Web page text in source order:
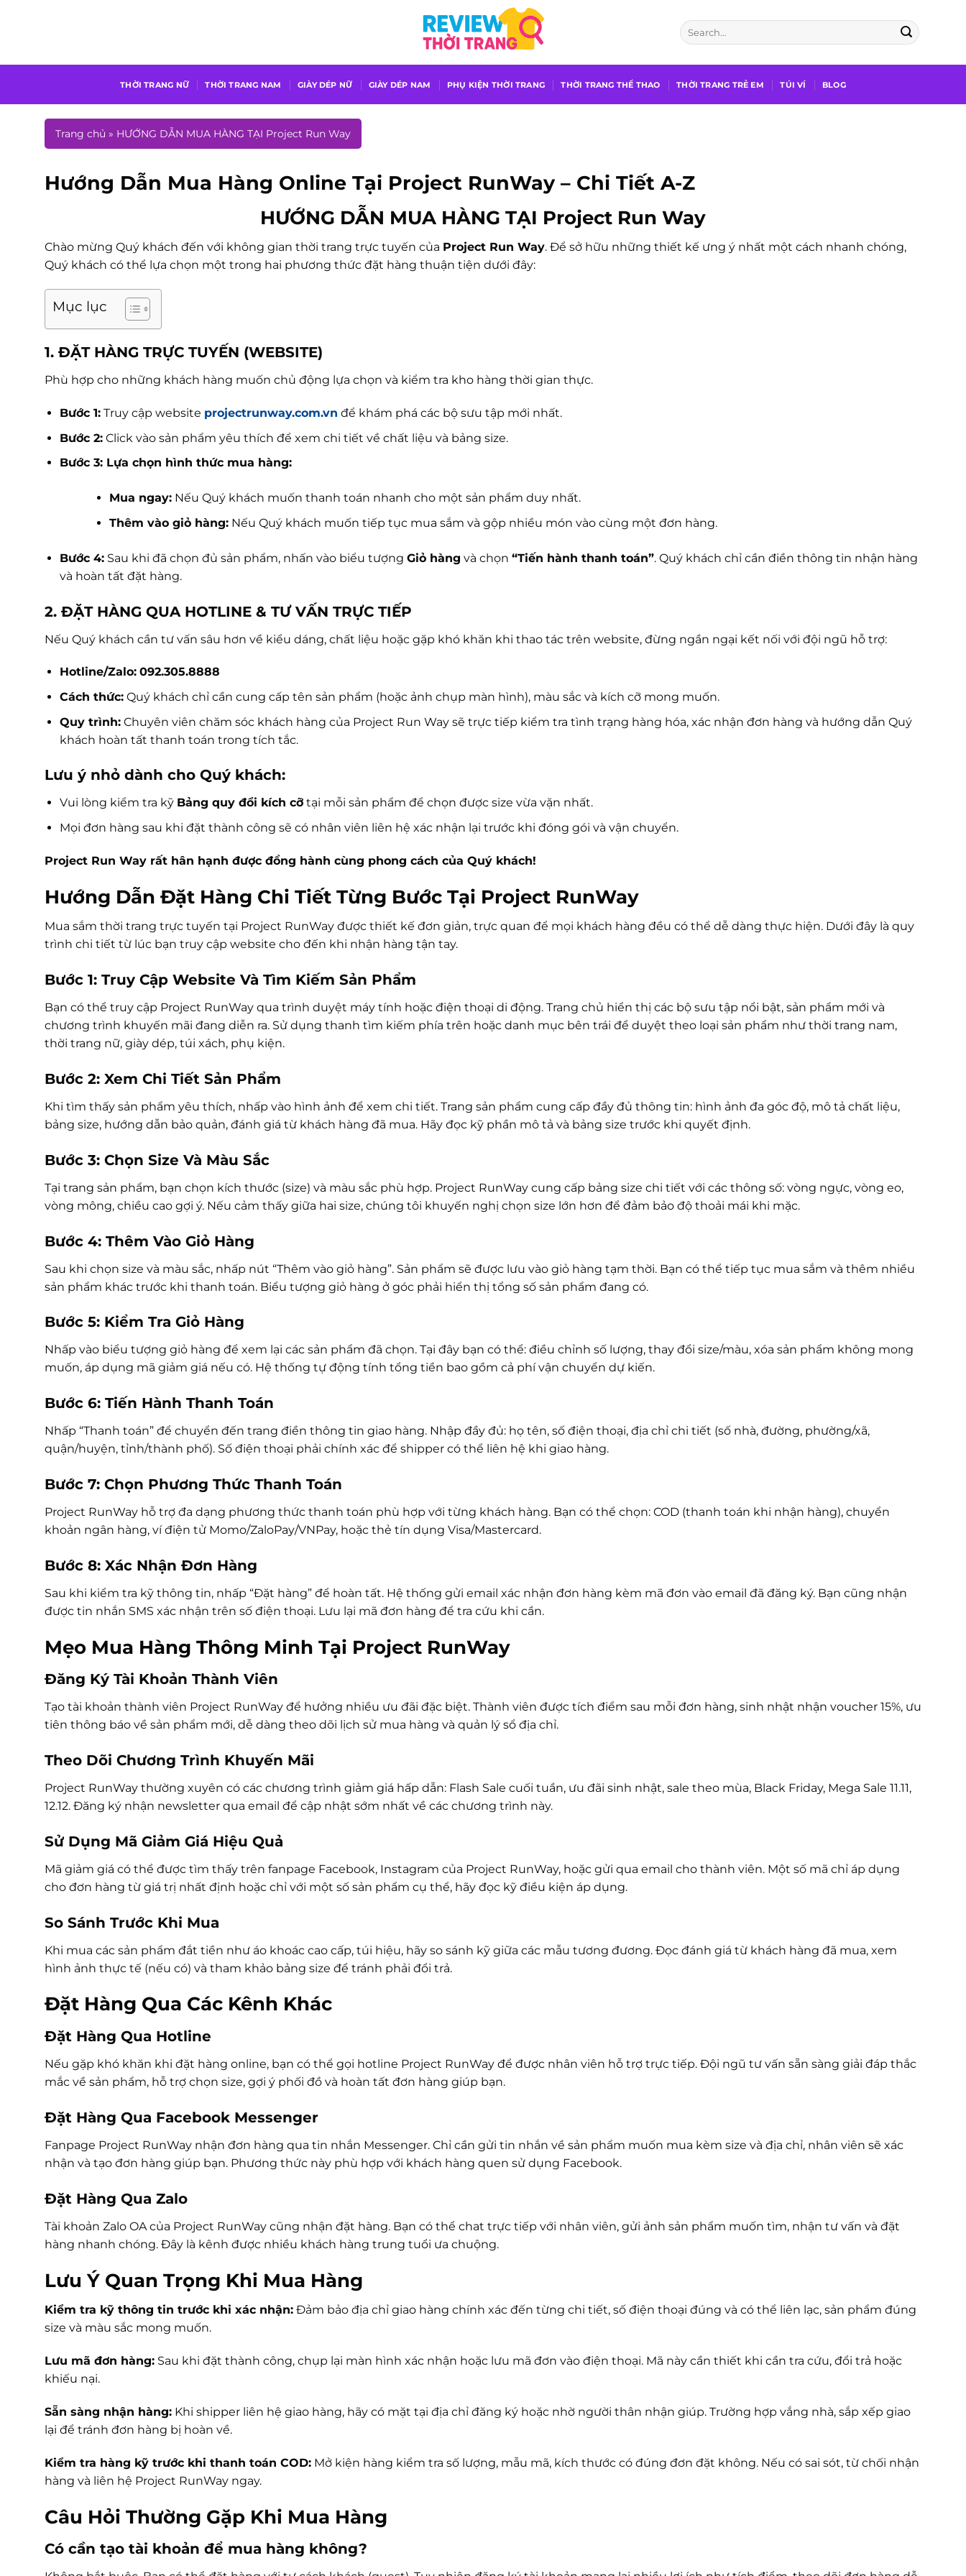
dung
THỜI TRANG NỮ THỜI TRANG NAM GIÀY DÉP NỮ GIÀY DÉP NAM PHỤ KIỆN THỜI TRANG THỜI TRANG THỂ THAO THỜI TRANG TRẺ EM TÚI VÍ BLOG
Trang chủ » HƯỚNG DẪN MUA HÀNG TẠI Project Run Way
Hướng Dẫn Mua Hàng Online Tại Project RunWay – Chi Tiết A-Z
HƯỚNG DẪN MUA HÀNG TẠI Project Run Way
Chào mừng Quý khách đến với không gian thời trang trực tuyến của Project Run Way. Để sở hữu những thiết kế ưng ý nhất một cách nhanh chóng,
Quý khách có thể lựa chọn một trong hai phương thức đặt hàng thuận tiện dưới đây:
Mục lục
1. ĐẶT HÀNG TRỰC TUYẾN (WEBSITE)
Phù hợp cho những khách hàng muốn chủ động lựa chọn và kiểm tra kho hàng thời gian thực.
Bước 1:Truy cập website projectrunway.com.vn để khám phá các bộ sưu tập mới nhất.
Bước 2:Click vào sản phẩm yêu thích để xem chi tiết về chất liệu và bảng size.
Bước 3: Lựa chọn hình thức mua hàng:
Mua ngay:Nếu Quý khách muốn thanh toán nhanh cho một sản phẩm duy nhất.
Thêm vào giỏ hàng:Nếu Quý khách muốn tiếp tục mua sắm và gộp nhiều món vào cùng một đơn hàng.
Bước 4:Sau khi đã chọn đủ sản phẩm, nhấn vào biểu tượng Giỏ hàng và chọn “Tiến hành thanh toán”. Quý khách chỉ cần điền thông tin nhận hàng
và hoàn tất đặt hàng.
2. ĐẶT HÀNG QUA HOTLINE & TƯ VẤN TRỰC TIẾP
Nếu Quý khách cần tư vấn sâu hơn về kiểu dáng, chất liệu hoặc gặp khó khăn khi thao tác trên website, đừng ngần ngại kết nối với đội ngũ hỗ trợ:
Hotline/Zalo: 092.305.8888
Cách thức:Quý khách chỉ cần cung cấp tên sản phẩm (hoặc ảnh chụp màn hình), màu sắc và kích cỡ mong muốn.
Quy trình:Chuyên viên chăm sóc khách hàng của Project Run Way sẽ trực tiếp kiểm tra tình trạng hàng hóa, xác nhận đơn hàng và hướng dẫn Quý
khách hoàn tất thanh toán trong tích tắc.
Lưu ý nhỏ dành cho Quý khách:
Vui lòng kiểm tra kỹ Bảng quy đổi kích cỡtại mỗi sản phẩm để chọn được size vừa vặn nhất.
Mọi đơn hàng sau khi đặt thành công sẽ có nhân viên liên hệ xác nhận lại trước khi đóng gói và vận chuyển.
Project Run Way rất hân hạnh được đồng hành cùng phong cách của Quý khách!
Hướng Dẫn Đặt Hàng Chi Tiết Từng Bước Tại Project RunWay
Mua sắm thời trang trực tuyến tại Project RunWay được thiết kế đơn giản, trực quan để mọi khách hàng đều có thể dễ dàng thực hiện. Dưới đây là quy
trình chi tiết từ lúc bạn truy cập website cho đến khi nhận hàng tận tay.
Bước 1: Truy Cập Website Và Tìm Kiếm Sản Phẩm
Bạn có thể truy cập Project RunWay qua trình duyệt máy tính hoặc điện thoại di động. Trang chủ hiển thị các bộ sưu tập nổi bật, sản phẩm mới và
chương trình khuyến mãi đang diễn ra. Sử dụng thanh tìm kiếm phía trên hoặc danh mục bên trái để duyệt theo loại sản phẩm như thời trang nam,
thời trang nữ, giày dép, túi xách, phụ kiện.
Bước 2: Xem Chi Tiết Sản Phẩm
Khi tìm thấy sản phẩm yêu thích, nhấp vào hình ảnh để xem chi tiết. Trang sản phẩm cung cấp đầy đủ thông tin: hình ảnh đa góc độ, mô tả chất liệu,
bảng size, hướng dẫn bảo quản, đánh giá từ khách hàng đã mua. Hãy đọc kỹ phần mô tả và bảng size trước khi quyết định.
Bước 3: Chọn Size Và Màu Sắc
Tại trang sản phẩm, bạn chọn kích thước (size) và màu sắc phù hợp. Project RunWay cung cấp bảng size chi tiết với các thông số: vòng ngực, vòng eo,
vòng mông, chiều cao gợi ý. Nếu cảm thấy giữa hai size, chúng tôi khuyến nghị chọn size lớn hơn để đảm bảo độ thoải mái khi mặc.
Bước 4: Thêm Vào Giỏ Hàng
Sau khi chọn size và màu sắc, nhấp nút “Thêm vào giỏ hàng”. Sản phẩm sẽ được lưu vào giỏ hàng tạm thời. Bạn có thể tiếp tục mua sắm và thêm nhiều
sản phẩm khác trước khi thanh toán. Biểu tượng giỏ hàng ở góc phải hiển thị tổng số sản phẩm đang có.
Bước 5: Kiểm Tra Giỏ Hàng
Nhấp vào biểu tượng giỏ hàng để xem lại các sản phẩm đã chọn. Tại đây bạn có thể: điều chỉnh số lượng, thay đổi size/màu, xóa sản phẩm không mong
muốn, áp dụng mã giảm giá nếu có. Hệ thống tự động tính tổng tiền bao gồm cả phí vận chuyển dự kiến.
Bước 6: Tiến Hành Thanh Toán
Nhấp “Thanh toán” để chuyển đến trang điền thông tin giao hàng. Nhập đầy đủ: họ tên, số điện thoại, địa chỉ chi tiết (số nhà, đường, phường/xã,
quận/huyện, tỉnh/thành phố). Số điện thoại phải chính xác để shipper có thể liên hệ khi giao hàng.
Bước 7: Chọn Phương Thức Thanh Toán
Project RunWay hỗ trợ đa dạng phương thức thanh toán phù hợp với từng khách hàng. Bạn có thể chọn: COD (thanh toán khi nhận hàng), chuyển
khoản ngân hàng, ví điện tử Momo/ZaloPay/VNPay, hoặc thẻ tín dụng Visa/Mastercard.
Bước 8: Xác Nhận Đơn Hàng
Sau khi kiểm tra kỹ thông tin, nhấp “Đặt hàng” để hoàn tất. Hệ thống gửi email xác nhận đơn hàng kèm mã đơn vào email đã đăng ký. Bạn cũng nhận
được tin nhắn SMS xác nhận trên số điện thoại. Lưu lại mã đơn hàng để tra cứu khi cần.
Mẹo Mua Hàng Thông Minh Tại Project RunWay
Đăng Ký Tài Khoản Thành Viên
Tạo tài khoản thành viên Project RunWay để hưởng nhiều ưu đãi đặc biệt. Thành viên được tích điểm sau mỗi đơn hàng, sinh nhật nhận voucher 15%, ưu
tiên thông báo về sản phẩm mới, dễ dàng theo dõi lịch sử mua hàng và quản lý sổ địa chỉ.
Theo Dõi Chương Trình Khuyến Mãi
Project RunWay thường xuyên có các chương trình giảm giá hấp dẫn: Flash Sale cuối tuần, ưu đãi sinh nhật, sale theo mùa, Black Friday, Mega Sale 11.11,
12.12. Đăng ký nhận newsletter qua email để cập nhật sớm nhất về các chương trình này.
Sử Dụng Mã Giảm Giá Hiệu Quả
Mã giảm giá có thể được tìm thấy trên fanpage Facebook, Instagram của Project RunWay, hoặc gửi qua email cho thành viên. Một số mã chỉ áp dụng
cho đơn hàng từ giá trị nhất định hoặc chỉ với một số sản phẩm cụ thể, hãy đọc kỹ điều kiện áp dụng.
So Sánh Trước Khi Mua
Khi mua các sản phẩm đắt tiền như áo khoác cao cấp, túi hiệu, hãy so sánh kỹ giữa các mẫu tương đương. Đọc đánh giá từ khách hàng đã mua, xem
hình ảnh thực tế (nếu có) và tham khảo bảng size để tránh phải đổi trả.
Đặt Hàng Qua Các Kênh Khác
Đặt Hàng Qua Hotline
Nếu gặp khó khăn khi đặt hàng online, bạn có thể gọi hotline Project RunWay để được nhân viên hỗ trợ trực tiếp. Đội ngũ tư vấn sẵn sàng giải đáp thắc
mắc về sản phẩm, hỗ trợ chọn size, gợi ý phối đồ và hoàn tất đơn hàng giúp bạn.
Đặt Hàng Qua Facebook Messenger
Fanpage Project RunWay nhận đơn hàng qua tin nhắn Messenger. Chỉ cần gửi tin nhắn về sản phẩm muốn mua kèm size và địa chỉ, nhân viên sẽ xác
nhận và tạo đơn hàng giúp bạn. Phương thức này phù hợp với khách hàng quen sử dụng Facebook.
Đặt Hàng Qua Zalo
Tài khoản Zalo OA của Project RunWay cũng nhận đặt hàng. Bạn có thể chat trực tiếp với nhân viên, gửi ảnh sản phẩm muốn tìm, nhận tư vấn và đặt
hàng nhanh chóng. Đây là kênh được nhiều khách hàng trung tuổi ưa chuộng.
Lưu Ý Quan Trọng Khi Mua Hàng
Kiểm tra kỹ thông tin trước khi xác nhận: Đảm bảo địa chỉ giao hàng chính xác đến từng chi tiết, số điện thoại đúng và có thể liên lạc, sản phẩm đúng
size và màu sắc mong muốn.
Lưu mã đơn hàng: Sau khi đặt thành công, chụp lại màn hình xác nhận hoặc lưu mã đơn vào điện thoại. Mã này cần thiết khi cần tra cứu, đổi trả hoặc
khiếu nại.
Sẵn sàng nhận hàng: Khi shipper liên hệ giao hàng, hãy có mặt tại địa chỉ đăng ký hoặc nhờ người thân nhận giúp. Trường hợp vắng nhà, sắp xếp giao
lại để tránh đơn hàng bị hoàn về.
Kiểm tra hàng kỹ trước khi thanh toán COD: Mở kiện hàng kiểm tra số lượng, mẫu mã, kích thước có đúng đơn đặt không. Nếu có sai sót, từ chối nhận
hàng và liên hệ Project RunWay ngay.
Câu Hỏi Thường Gặp Khi Mua Hàng
Có cần tạo tài khoản để mua hàng không?